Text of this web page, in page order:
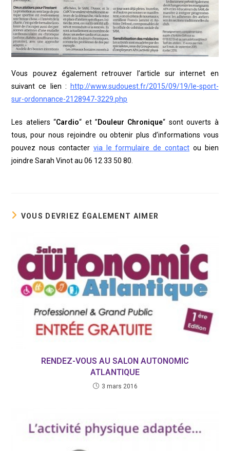
Vous pouvez également retrouver l’article sur internet en
suivant ce lien : http://www.sudouest.fr/2015/09/19/le-sport-
sur-ordonnance-2128947-3229.php
Les ateliers “Cardio“ et ”Douleur Chronique“ sont ouverts à
tous, pour nous rejoindre ou obtenir plus d’informations vous
pouvez nous contacter via le formulaire de contact ou bien
joindre Sarah Vinot au 06 12 33 50 80.
VOUS DEVRIEZ ÉGALEMENT AIMER
RENDEZ-VOUS AU SALON AUTONOMIC
ATLANTIQUE
3 mars 2016